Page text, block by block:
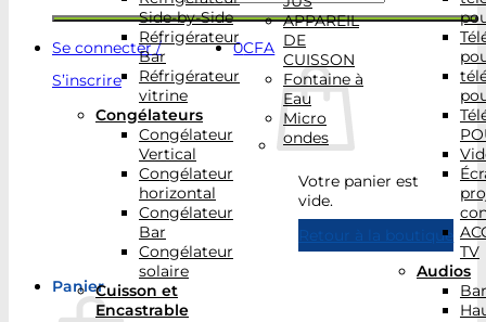
Se connecter /
S’inscrire
0CFA
Votre panier est
vide.
Retour à la boutique
Panier
Side-by-Side
Réfrigérateur
Bar
Réfrigérateur
vitrine
Congélateurs
Congélateur
Vertical
Congélateur
horizontal
Congélateur
Bar
Congélateur
solaire
Cuisson et
Encastrable
APPAREIL
DE
CUISSON
Fontaine à
Eau
Micro
ondes
TV
Audios